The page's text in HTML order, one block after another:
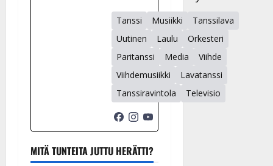
Tanssi Musiikki
Tanssilava
Uutinen
Laulu
Orkesteri
Paritanssi
Media
Viihde
Viihdemusiikki
Lavatanssi
Tanssiravintola
Televisio
MITÄ TUNTEITA JUTTU HERÄTTI?